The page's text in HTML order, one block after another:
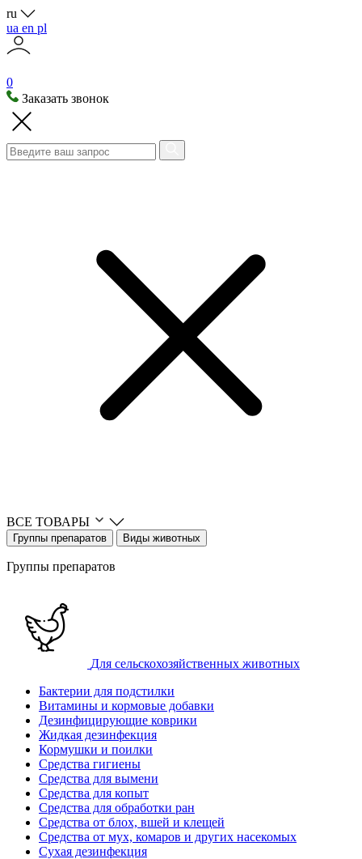
ru
ua en pl
0
Заказать звонок
ВСЕ ТОВАРЫ
Группы препаратов Виды животных
Группы препаратов
Для сельскохозяйственных животных
Бактерии для подстилки
Витамины и кормовые добавки
Дезинфицирующие коврики
Жидкая дезинфекция
Кормушки и поилки
Средства гигиены
Средства для вымени
Средства для копыт
Средства для обработки ран
Средства от блох, вшей и клещей
Средства от мух, комаров и других насекомых
Сухая дезинфекция